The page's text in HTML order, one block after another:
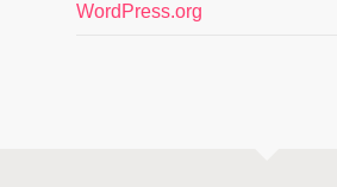
WordPress.org